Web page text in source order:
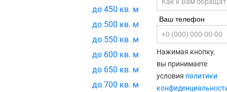
Ваш телефон
Нажимая кнопку,
вы принимаете
условия политики
до 450 кв. м
до 500 кв. м
до 550 кв. м
до 600 кв. м
до 650 кв. м
до 700 кв. м